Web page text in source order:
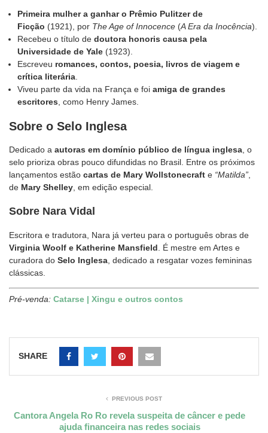
Primeira mulher a ganhar o Prêmio Pulitzer de
Ficção (1921), por The Age of Innocence (A Era da Inocência).
Recebeu o título de doutora honoris causa pela
Universidade de Yale (1923).
Escreveu romances, contos, poesia, livros de viagem e
crítica literária
Viveu parte da vida na França e foi amiga de grandes
escritores , como Henry James.
Sobre o Selo Inglesa
Dedicado a autoras em domínio público de língua inglesa , o
selo prioriza obras pouco difundidas no Brasil. Entre os próximos
lançamentos estão cartas de Mary Wollstonecraft e “Matilda”
de Mary Shelley , em edição especial.
Sobre Nara Vidal
Escritora e tradutora, Nara já verteu para o português obras de
Virginia Woolf e Katherine Mansfield . É mestre em Artes e
curadora do Selo Inglesa , dedicado a resgatar vozes femininas
clássicas.
Pré-venda: Catarse | Xingu e outros contos
SHARE
PREVIOUS POST
Cantora Angela Ro Ro revela suspeita de câncer e pede
ajuda financeira nas redes sociais